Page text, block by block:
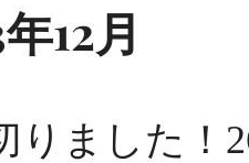
12月
りました！